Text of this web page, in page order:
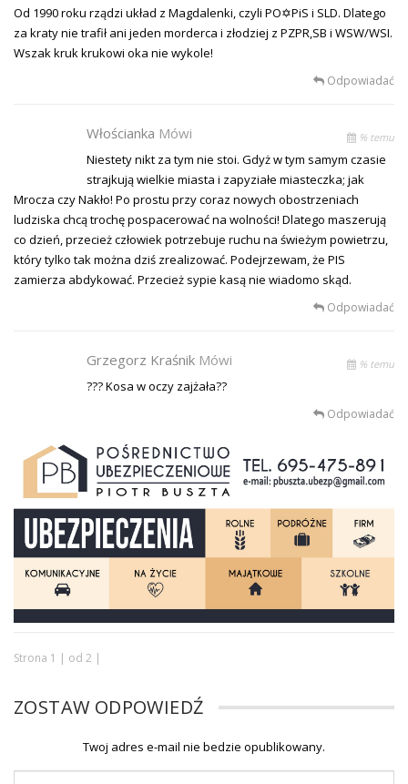
Od 1990 roku rządzi układ z Magdalenki, czyli PO✡PiS i SLD. Dlatego
za kraty nie trafił ani jeden morderca i złodziej z PZPR,SB i WSW/WSI.
Wszak kruk krukowi oka nie wykole!
Odpowiadać
Włościanka Mówi % temu
Niestety nikt za tym nie stoi. Gdyż w tym samym czasie
strajkują wielkie miasta i zapyziałe miasteczka; jak
Mrocza czy Nakło! Po prostu przy coraz nowych obostrzeniach
ludziska chcą trochę pospacerować na wolności! Dlatego maszerują
co dzień, przecież człowiek potrzebuje ruchu na świeżym powietrzu,
który tylko tak można dziś zrealizować. Podejrzewam, że PIS
zamierza abdykować. Przecież sypie kasą nie wiadomo skąd.
Odpowiadać
Grzegorz Kraśnik Mówi % temu
??? Kosa w oczy zajżała??
Odpowiadać
Strona 1 | od 2 |
ZOSTAW ODPOWIEDŹ
Twoj adres e-mail nie bedzie opublikowany.